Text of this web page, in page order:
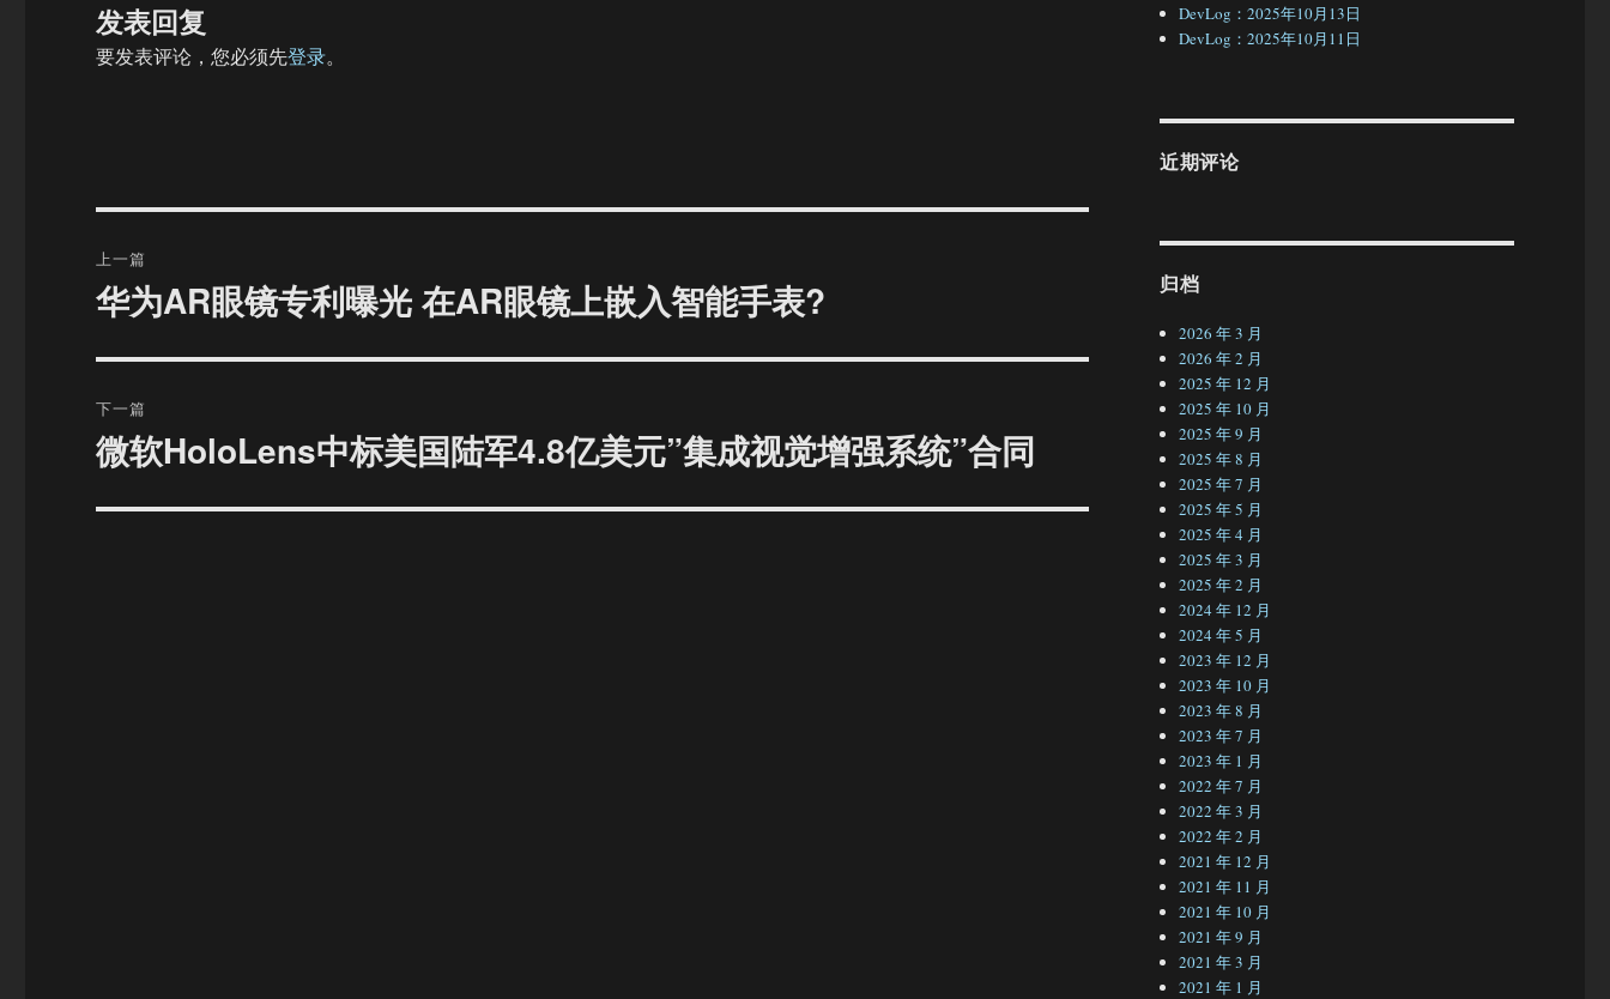
发表回复
要发表评论，您必须先登录。
章
上一篇
上
篇
文
华为AR眼镜专利曝光 在AR眼镜上嵌入智能手表?
下一篇
下
篇
文
微软HoloLens中标美国陆军4.8亿美元”集成视觉增强系统”合同
DevLog：2025年10月13日
DevLog：2025年10月11日
近期评论
归档
2026 年 3 月
2026 年 2 月
2025 年 12 月
2025 年 10 月
2025 年 9 月
2025 年 8 月
2025 年 7 月
2025 年 5 月
2025 年 4 月
2025 年 3 月
2025 年 2 月
2024 年 12 月
2024 年 5 月
2023 年 12 月
2023 年 10 月
2023 年 8 月
2023 年 7 月
2023 年 1 月
2022 年 7 月
2022 年 3 月
2022 年 2 月
2021 年 12 月
2021 年 11 月
2021 年 10 月
2021 年 9 月
2021 年 3 月
2021 年 1 月